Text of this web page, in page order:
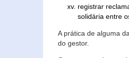
registrar
solidária entre
A prática de alguma
do gestor.